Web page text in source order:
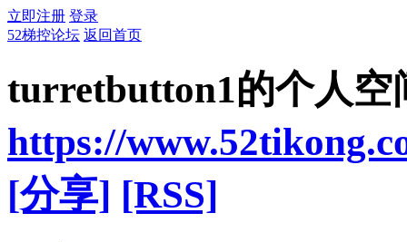
立即注册 登录
52梯控论坛 返回首页
turretbutton1的个人空
https://
[分享] [RSS]